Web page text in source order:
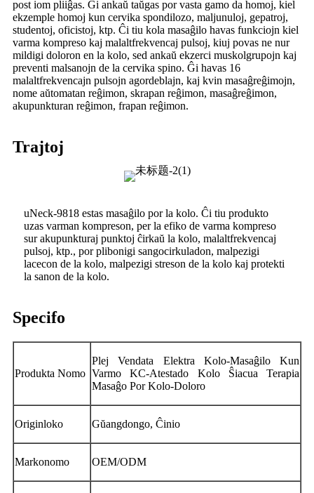
post iom pliiĝas. Ĝi ankaŭ taŭgas por vasta gamo da homoj, kiel
ekzemple homoj kun cervika spondilozo, maljunuloj, gepatroj,
studentoj, oficistoj, ktp. Ĉi tiu kola masaĝilo havas funkciojn kiel
varma kompreso kaj malaltfrekvencaj pulsoj, kiuj povas ne nur
mildigi doloron en la kolo, sed ankaŭ ekzerci muskolgrupojn kaj
preventi malsanojn de la cervika spino. Ĝi havas 16
malaltfrekvencajn pulsojn agordeblajn, kaj kvin masaĝreĝimojn,
nome aŭtomatan reĝimon, skrapan reĝimon, masaĝreĝimon,
akupunkturan reĝimon, frapan reĝimon.
Trajtoj
uNeck-9818 estas masaĝilo por la kolo. Ĉi tiu produkto
uzas varman kompreson, per la efiko de varma kompreso
sur akupunkturaj punktoj ĉirkaŭ la kolo, malaltfrekvencaj
pulsoj, ktp., por plibonigi sangocirkuladon, malpezigi
lacecon de la kolo, malpezigi streson de la kolo kaj protekti
la sanon de la kolo.
Specifo
Produkta Nomo
Plej Vendata Elektra Kolo-Masaĝilo Kun
Varmo KC-Atestado Kolo Ŝiacua Terapia
Masaĝo Por Kolo-Doloro
Originloko Gŭangdongo, Ĉinio
Markonomo OEM/ODM